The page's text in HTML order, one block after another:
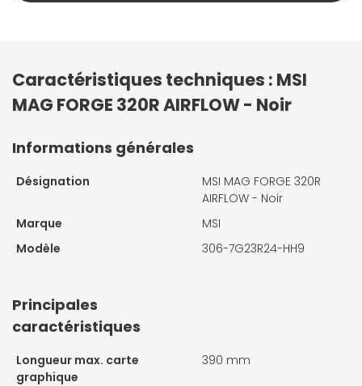
Caractéristiques techniques : MSI
MAG FORGE 320R AIRFLOW - Noir
Informations générales
Désignation
MSI MAG FORGE 320R
AIRFLOW - Noir
Marque
MSI
Modèle
306-7G23R24-HH9
Principales
caractéristiques
Longueur max. carte
graphique
390 mm